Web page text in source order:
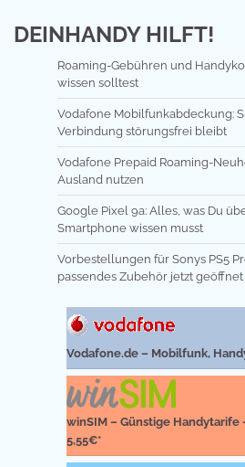
DEINHANDY HILFT!
Roaming-Gebühren und
wissen solltest
Vodafone Mobilfunkabdeckung:
Verbindung störungsfrei bleibt
Vodafone Prepaid Roaming-
Ausland nutzen
Google Pixel 9a: Alles, was Du
Smartphone wissen musst
Vorbestellungen für Sonys PS5
passendes Zubehör jetzt geöffnet
Vodafone.de – Mobilfunk,
winSIM – Günstige Handytarife
5,55€*